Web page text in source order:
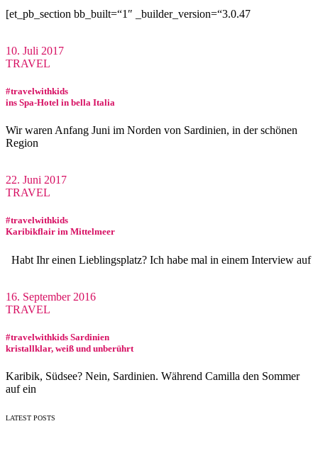
[et_pb_section bb_built=“1″ _builder_version=“3.0.47
10. Juli 2017
TRAVEL
#travelwithkids
ins Spa-Hotel in bella Italia
Wir waren Anfang Juni im Norden von Sardinien, in der schönen
Region
22. Juni 2017
TRAVEL
#travelwithkids
Karibikflair im Mittelmeer
Habt Ihr einen Lieblingsplatz? Ich habe mal in einem Interview auf
16. September 2016
TRAVEL
#travelwithkids Sardinien
kristallklar, weiß und unberührt
Karibik, Südsee? Nein, Sardinien. Während Camilla den Sommer
auf ein
LATEST POSTS